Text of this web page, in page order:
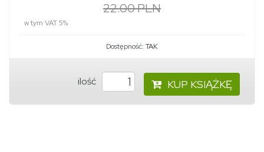
22.00 PLN
w tym VAT 5%
Dostępność: TAK
ilość KUP KSIĄŻKĘ